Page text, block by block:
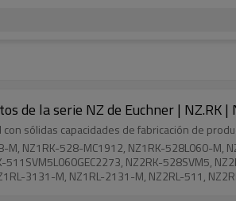
de la serie NZ de Euchner | NZ.RK |
sólidas capacidades de fabricación de
NZ1RK-528-MC1912, NZ1RK-528L060-M,
NZ2RK-528SVM5,
3131-M, NZ1RL-2131-M, NZ2RL-511,